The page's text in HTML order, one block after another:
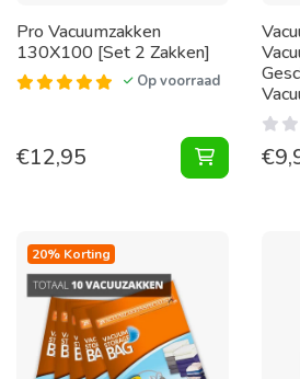
Pro Vacuumzakken
130X100 [Set 2 Zakken]
Op voorraad
€12,95 €
20% Korting